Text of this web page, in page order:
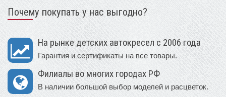
Почему покупать у нас выгодно?
На рынке детских автокресел с 2006 года
Гарантия и сертификаты на все товары.
Филиалы во многих городах РФ
В наличии большой выбор моделей и расцветок.